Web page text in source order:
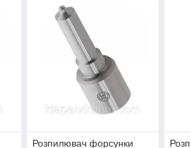
Розпилювач форсунки